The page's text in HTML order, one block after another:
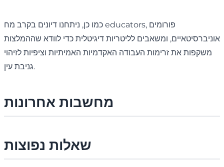
כמו כן, ניתחנו דיונים בקרב מח educators, פורומים
אוניברסיטאיים, ומשאבים לליטריות דיגיטלית כדי לוודא שההמלצות
משקפות את זרימות העבודה האקדמיות האמיתיות וציפיות לזיהוי
גניבת עין.
מחשבות אחרונות
שאלות נפוצות